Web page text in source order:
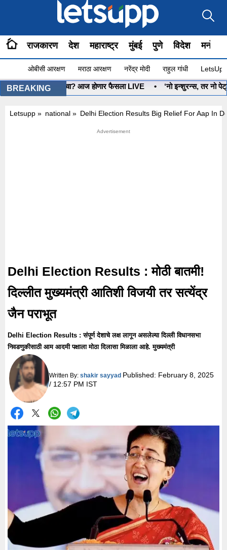
राजकारण देश महाराष्ट्र मुंबई पुणे विदेश
ओबीसी आरक्षण मराठा आरक्षण नरेंद्र मोदी राहुल गांधी
BREAKING
धनुष्यबाण कोणाचा? आज होणार फैसला LIVE • ‘नो इन्शुरन्स, तर नो
Letsupp » national » Delhi Election Results Big Relief For Aap In
Delhi Election Results : मोठी बातमी!
दिल्लीत मुख्यमंत्री आतिशी विजयी तर सत्येंद्र
जैन पराभूत
Delhi Election Results : संपूर्ण देशाचे लक्ष लागून असलेल्या दिल्ली विधानसभा
निवडणुकीसाठी आम आदमी पक्षाला मोठा दिलासा मिळाला आहे. मुख्यमंत्री
Written By:shakir sayyad Published: February 8, 2025
/ 12:57 PM IST